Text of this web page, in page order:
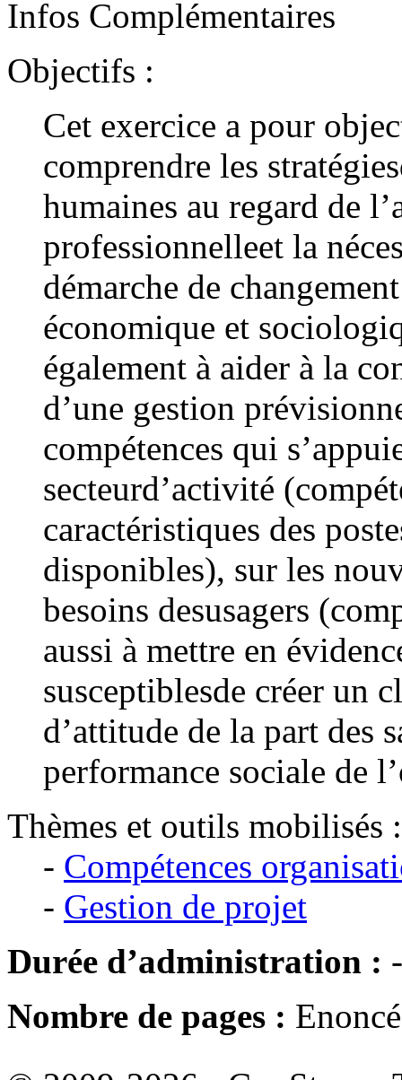
Infos Complémentaires
Objectifs :
Cet exercice a pour
comprendre les
humaines au regard de
professionnelleet la
démarche de
économique et
également à aider à la
d’une gestion
compétences qui
secteurd’activité
caractéristiques des
disponibles), sur les
besoins desusagers
aussi à mettre en
susceptiblesde créer un
d’attitude de la part des
performance sociale de
Thèmes et outils mobilisés :
- Compétences
- Gestion de projet
Durée d’administration : -
Nombre de pages :